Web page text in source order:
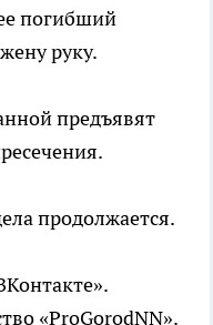
погибший
руку.
предъявят
продолжается.
«ProGorodNN».